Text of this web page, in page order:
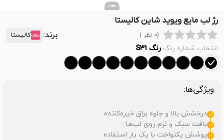
رژ لب مایع ویوید شاین کالیستا
(0 نظر ) برند: کالیستا
انتخاب شماره رنگ:رنگ S31
ویژگی‌ها:
درخشش بالا و جلوه براق خیره‌کننده
بافت سبک و نرم روی لب‌ها
پوشش یکنواخت با یک بار استفاده